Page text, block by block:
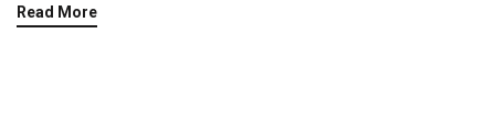
Read More